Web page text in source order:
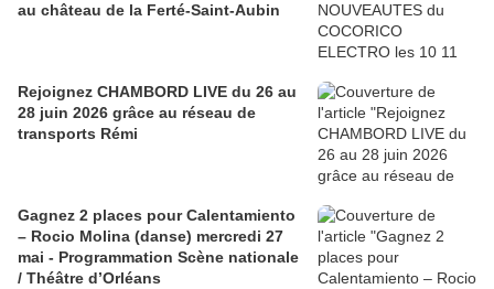
au château de la Ferté-Saint-Aubin
Rejoignez CHAMBORD LIVE du 26 au
28 juin 2026 grâce au réseau de
transports Rémi
Gagnez 2 places pour Calentamiento
– Rocio Molina (danse) mercredi 27
mai - Programmation Scène nationale
/ Théâtre d’Orléans